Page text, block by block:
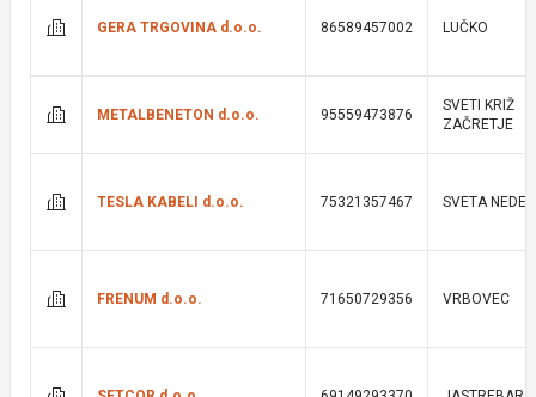
GERA TRGOVINA d.o.o. 86589457002 LUČKO
METALBENETON d.o.o. 95559473876
SVETI KRIŽ
ZAČRETJE
TESLA KABELI d.o.o. 75321357467 SVETA
FRENUM d.o.o. 71650729356 VRBOVEC